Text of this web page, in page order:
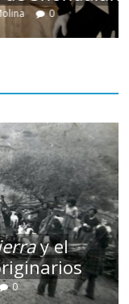
0
y el
0